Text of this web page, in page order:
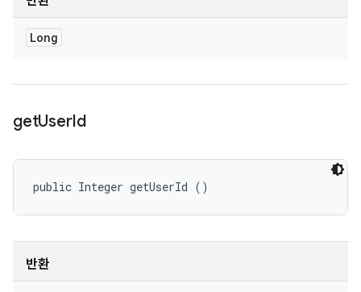
Long
getUserId
public Integer getUserId ()
반환